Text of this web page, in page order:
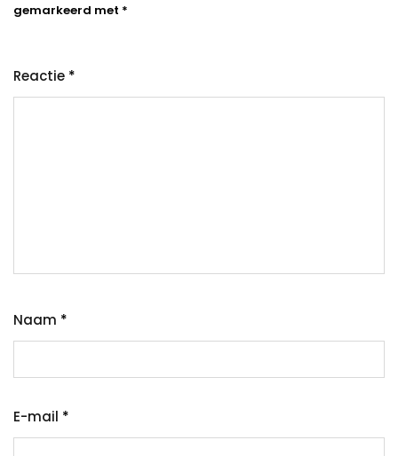
gemarkeerd met *
Reactie *
Naam *
E-mail *